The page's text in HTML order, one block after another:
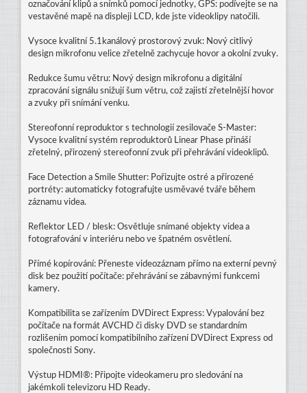
označování klipů a snímků pomocí jednotky, GPS: podívejte se na
vestavěné mapě na displeji LCD, kde jste videoklipy natočili.
Vysoce kvalitní 5.1kanálový prostorový zvuk: Nový citlivý
design mikrofonu velice zřetelně zachycuje hovor a okolní zvuky.
Redukce šumu větru: Nový design mikrofonu a digitální
zpracování signálu snižují šum větru, což zajistí zřetelnější hovor
a zvuky při snímání venku.
Stereofonní reproduktor s technologií zesilovače S-Master:
Vysoce kvalitní systém reproduktorů Linear Phase přináší
zřetelný, přirozený stereofonní zvuk při přehrávání videoklipů.
Face Detection a Smile Shutter: Pořizujte ostré a přirozené
portréty: automaticky fotografujte usměvavé tváře během
záznamu videa.
Reflektor LED / blesk: Osvětluje snímané objekty videa a
fotografování v interiéru nebo ve špatném osvětlení.
Přímé kopírování: Přeneste videozáznam přímo na externí pevný
disk bez použití počítače: přehrávání se zábavnými funkcemi
kamery.
Kompatibilita se zařízením DVDirect Express: Vypalování bez
počítače na formát AVCHD či disky DVD se standardním
rozlišením pomocí kompatibilního zařízení DVDirect Express od
společnosti Sony.
Výstup HDMI®: Připojte videokameru pro sledování na
jakémkoli televizoru HD Ready.